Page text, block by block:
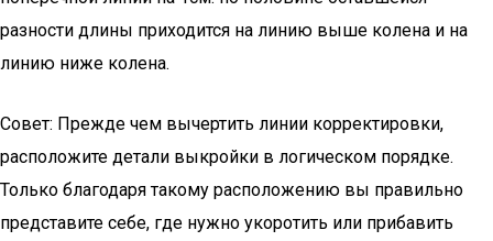
разности длины приходится на линию выше колена и на
линию ниже колена.
Совет: Прежде чем вычертить линии корректировки,
расположите детали выкройки в логическом порядке.
Только благодаря такому расположению вы правильно
представите себе, где нужно укоротить или прибавить